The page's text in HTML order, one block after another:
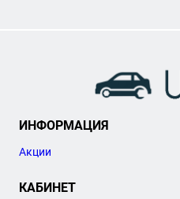
ИНФОРМАЦИЯ
Акции
КАБИНЕТ